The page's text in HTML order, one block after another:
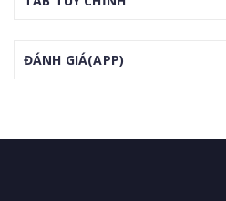
ĐÁNH GIÁ(APP)